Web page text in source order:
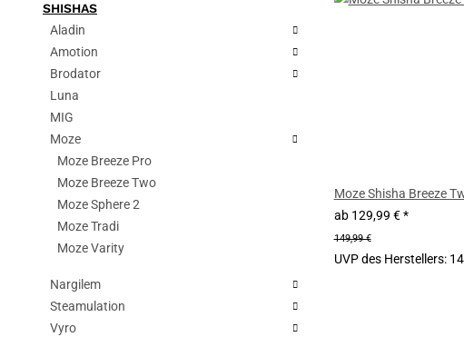
Moze Shisha Breeze
ab129,99 €*
149,99 €
UVP des Herstellers:
SHISHAS
Aladin
Amotion
Brodator
Luna
MIG
Moze
Moze Breeze Pro
Moze Breeze Two
Moze Sphere 2
Moze Tradi
Moze Varity
Nargilem
Steamulation
Vyro